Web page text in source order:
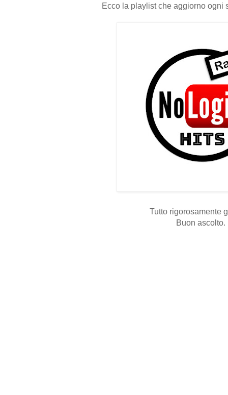
Ecco la playlist che aggiorno ogni
Tutto rigorosamente
Buon ascolto.